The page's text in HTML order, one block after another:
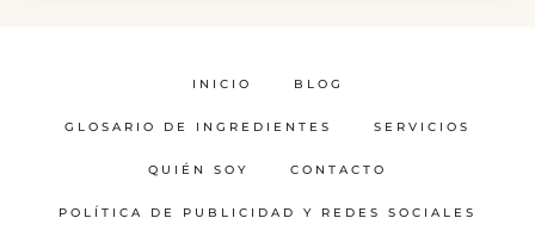
INICIO BLOG
GLOSARIO DE INGREDIENTES SERVICIOS
QUIÉN SOY CONTACTO
POLÍTICA DE PUBLICIDAD Y REDES SOCIALES